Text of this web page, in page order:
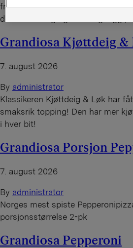
frisk tomatsaus og den kjente
dette en saftig og skikkelig digg
Grandiosa Kjøttdeig &
7. august 2026
By administrator
Klassikeren Kjøttdeig & Løk har
smaksrik topping! Den har mer
i hver bit!
Grandiosa Porsjon
7. august 2026
By administrator
Norges mest spiste
porsjonsstørrelse 2-pk
Grandiosa Pepperoni